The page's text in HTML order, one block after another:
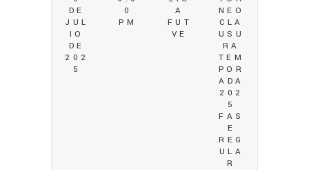
DE
JUL
IO
DE
202
5
0
PM
A
FUT
VE
NEO
CLA
USU
RA
TEM
POR
ADA
202
5
FAS
E
REG
ULA
R